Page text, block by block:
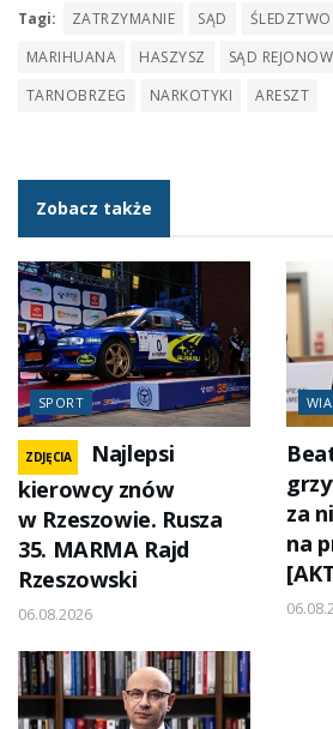
Tagi: ZATRZYMANIE SĄD ŚLEDZTWO
MARIHUANA
HASZYSZ
SĄD
TARNOBRZEG
NARKOTYKI ARESZT
Zobacz także
SPORT
ZDJĘCIA
Najlepsi
kierowcy znów
w Rzeszowie. Rusza
35. MARMA Rajd
Rzeszowski
06.08.2026
za
na